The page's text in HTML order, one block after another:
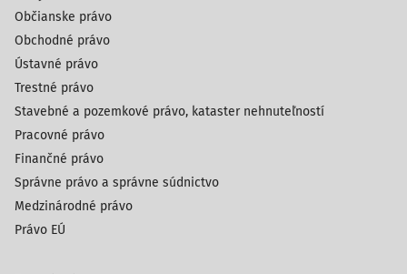
Občianske právo
Obchodné právo
Ústavné právo
Trestné právo
Stavebné a pozemkové právo, kataster nehnuteľností
Pracovné právo
Finančné právo
Správne právo a správne súdnictvo
Medzinárodné právo
Právo EÚ